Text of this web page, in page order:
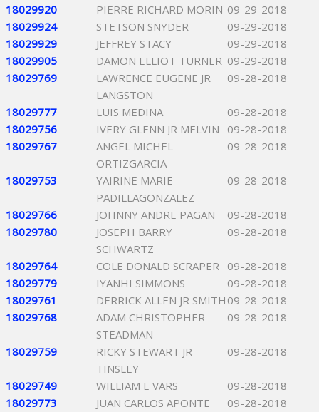
18029920
PIERRE RICHARD MORIN 09-29-2018
18029924
STETSON SNYDER
09-29-2018
18029929
JEFFREY STACY
09-29-2018
18029905
DAMON ELLIOT TURNER 09-29-2018
18029769
LAWRENCE EUGENE JR
LANGSTON
09-28-2018
18029777 LUIS MEDINA
09-28-2018
18029756
IVERY GLENN JR MELVIN
09-28-2018
18029767
ANGEL MICHEL
ORTIZGARCIA
09-28-2018
18029753
YAIRINE MARIE
PADILLAGONZALEZ
09-28-2018
18029766 JOHNNY ANDRE PAGAN
09-28-2018
18029780
JOSEPH BARRY
SCHWARTZ
09-28-2018
18029764 COLE DONALD SCRAPER 09-28-2018
18029779
IYANHI SIMMONS
09-28-2018
18029761
DERRICK ALLEN JR SMITH 09-28-2018
18029768
ADAM CHRISTOPHER
STEADMAN
09-28-2018
18029759
RICKY STEWART JR
TINSLEY
09-28-2018
18029749 WILLIAM E VARS
09-28-2018
18029773
JUAN CARLOS APONTE
09-28-2018